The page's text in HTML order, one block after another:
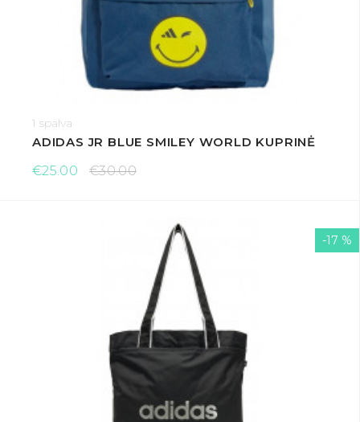
1 spalva
ADIDAS JR BLUE SMILEY WORLD KUPRINĖ
€25.00
€30.00
-17 %